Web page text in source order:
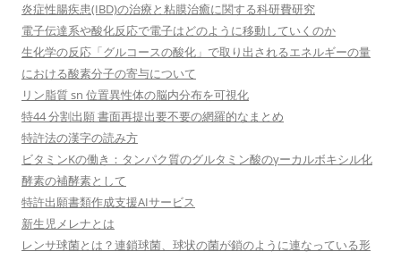
炎症性腸疾患(IBD)の治療と粘膜治癒に関する科研費研究
電子伝達系や酸化反応で電子はどのように移動していくのか
生化学の反応「グルコースの酸化」で取り出されるエネルギーの量
における酸素分子の寄与について
リン脂質 sn 位置異性体の脳内分布を可視化
特44 分割出願 書面再提出要不要の網羅的なまとめ
特許法の漢字の読み方
ビタミンKの働き：タンパク質のグルタミン酸のγーカルボキシル化
酵素の補酵素として
特許出願書類作成支援AIサービス
新生児メレナとは
レンサ球菌とは？連鎖球菌、球状の菌が鎖のように連なっている形